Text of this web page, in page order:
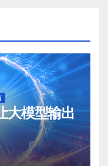
大模型输出